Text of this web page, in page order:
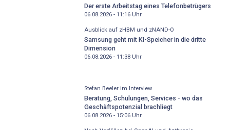
Der erste Arbeitstag eines Telefonbetrügers
06.08.2026 - 11:16Uhr
Ausblick auf zHBM und zNAND-O
Samsung geht mit KI-Speicher in die dritte
Dimension
06.08.2026 - 11:38Uhr
Stefan Beeler im Interview
Beratung, Schulungen, Services - wo das
Geschäftspotenzial brachliegt
06.08.2026 - 15:06Uhr